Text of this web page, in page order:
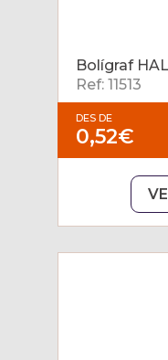
Bolígraf
Ref: 11513
DES DE
0,52€